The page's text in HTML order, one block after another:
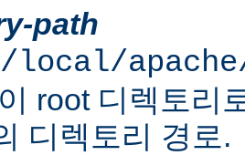
path
local/
root 디렉토리
디렉토리 경로.